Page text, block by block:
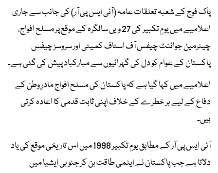
پاک فوج کے شعبہ تعلقات عامہ (آئی ایس پی آر) کی جانب سے جاری
اعلامیے میں یومِ تکبیر کی 27 ویں سالگرہ کے موقع پر مسلح افواج،
چیئرمین جوائنٹ چیفس آف اسٹاف کمیٹی اور سروسز چیفس
پاکستان کے عوام کو دل کی گہرائیوں سے مبارکباد پیش کی گئی ہے۔
اعلامیے میں کہا گیا ہے کہ پاکستان کی مسلح افواج مادرِ وطن کے
دفاع کے لیے ہر خطرے کے خلاف اپنی ثابت قدمی کا اعادہ کرتی
ہیں۔
آئی ایس پی آر کے مطابق یومِ تکبیر 1998 میں اس تاریخی موقع کی یاد
دلاتا ہے جب پاکستان نے ایٹمی طاقت بن کر جنوبی ایشیا میں